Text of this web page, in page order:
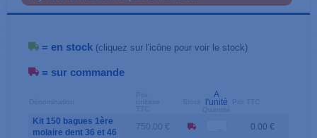
= en stock (cliquez sur l'icône pour voir le stock)
= sur commande
A
l'unité
Kit 150 bagues 1ère
molaire dent 36 et 46
750.00 € 0.00 €